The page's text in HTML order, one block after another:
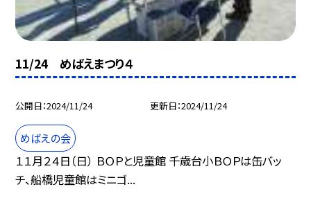
11/24 めばえまつり４
公開日 2024/11/24 更新日 2024/11/24
めばえの会
１１月２４日（日） ＢＯＰと児童館 千歳台小ＢＯＰは缶バッ
チ、船橋児童館はミニゴ...